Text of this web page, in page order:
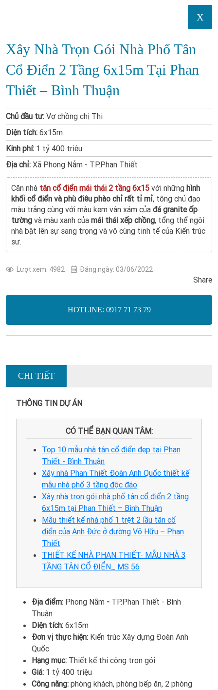
X
Xây Nhà Trọn Gói Nhà Phố Tân
Cổ Điển 2 Tầng 6x15m Tại Phan
Thiết – Bình Thuận
Chủ đầu tư: Vợ chồng chị Thi
Diện tích: 6x15m
Kinh phí: 1 tỷ 400 triệu
Địa chỉ: Xã Phong Nẫm - TP.Phan Thiết
Căn nhà tân cổ điển mái thái 2 tầng 6x15 với những hình
khối cổ điển và phù điêu phào chỉ rất tỉ mỉ, tông chủ đạo
màu trắng cùng với màu kem vân xám của đá granite ốp
tường và màu xanh của mái thái xếp chồng, tổng thể ngôi
nhà bật lên sự sang trọng và vô cùng tinh tế của Kiến trúc
sư.
Lượt xem: 4982 Đăng ngày: 03/06/2022
Share
HOTLINE: 0917 71 73 79
CHI TIẾT
THÔNG TIN DỰ ÁN
CÓ THỂ BẠN QUAN TÂM:
Top 10 mẫu nhà tân cổ điển đẹp tại Phan
Thiết - Bình Thuận
Xây nhà Phan Thiết Đoàn Anh Quốc thiết kế
mẫu nhà phố 3 tầng độc đáo
Xây nhà trọn gói nhà phố tân cổ điển 2 tầng
6x15m tại Phan Thiết – Bình Thuận
Mẫu thiết kế nhà phố 1 trệt 2 lầu tân cổ
điển của Anh Đức ở đường Võ Hữu – Phan
Thiết
THIẾT KẾ NHÀ PHAN THIẾT- MẪU NHÀ 3
TẦNG TÂN CỔ ĐIỂN_ MS 56
Địa điểm: Phong Nẫm - TP.Phan Thiết - Bình
Thuận
Diện tích: 6x15m
Đơn vị thực hiện: Kiến trúc Xây dựng Đoàn Anh
Quốc
Hạng mục: Thiết kế thi công trọn gói
Giá: 1 tỷ 400 triệu
Công năng: phòng khách, phòng bếp ăn, 2 phòng